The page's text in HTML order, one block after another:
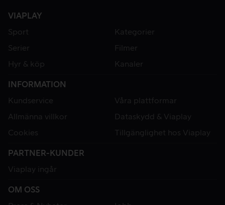
VIAPLAY
Sport
Kategorier
Serier
Filmer
Hyr & köp
Kanaler
INFORMATION
Kundservice
Våra plattformar
Allmänna villkor
Dataskydd & Viaplay
Cookies
Tillgänglighet hos Viaplay
PARTNER-KUNDER
Viaplay ingår
OM OSS